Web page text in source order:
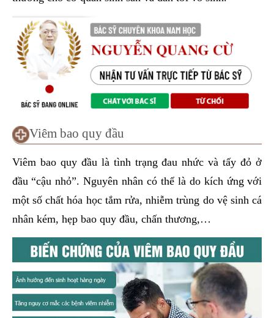
Viêm bao quy đầu
Viêm bao quy đầu là tình trạng đau nhức và tấy đỏ ở
đầu “cậu nhỏ”. Nguyên nhân có thể là do kích ứng với
một số chất hóa học tắm rửa, nhiễm trùng do vệ sinh cá
nhân kém, hẹp bao quy đầu, chấn thương,…